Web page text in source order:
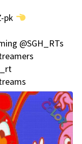
pk
@SGH_RTs